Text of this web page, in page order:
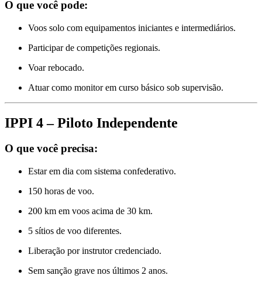
O que você pode:
Voos solo com equipamentos iniciantes e intermediários.
Participar de competições regionais.
Voar rebocado.
Atuar como monitor em curso básico sob supervisão.
IPPI 4 – Piloto Independente
O que você precisa:
Estar em dia com sistema confederativo.
150 horas de voo.
200 km em voos acima de 30 km.
5 sítios de voo diferentes.
Liberação por instrutor credenciado.
Sem sanção grave nos últimos 2 anos.